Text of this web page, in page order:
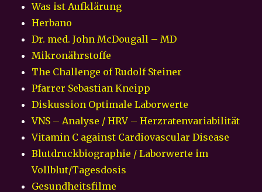
Was ist Aufklärung
Herbano
Dr. med. John McDougall – MD
Mikronährstoffe
The Challenge of Rudolf Steiner
Pfarrer Sebastian Kneipp
Diskussion Optimale Laborwerte
VNS – Analyse / HRV – Herzratenvariabilität
Vitamin C against Cardiovascular Disease
Blutdruckbiographie / Laborwerte im
Vollblut/Tagesdosis
Gesundheitsfilme